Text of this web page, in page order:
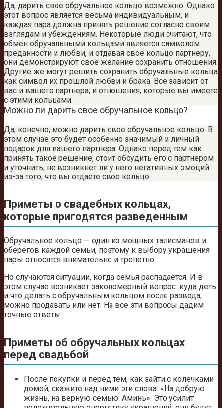
Да, дарить свое обручальное кольцо возможно. Однако
этот вопрос является весьма индивидуальным, и
каждая пара должна принять решение согласно своим
взглядам и убеждениям. Некоторые люди считают, что
обмен обручальными кольцами является символом
преданности и любви, и отдавая свое кольцо партнеру,
они демонстрируют свое желание сохранить отношения.
Другие же могут решить сохранить обручальные кольца
как символ их прошлой любви и брака. Все зависит от
вас и вашего партнера, и отношения, которые вы имеете
с этими кольцами.
Можно ли дарить свое обручальное кольцо?
Да, конечно, можно дарить свое обручальное кольцо. В
этом случае это будет особенно значимый и личный
подарок для вашего партнера. Однако перед тем как
принять такое решение, стоит обсудить его с партнером
и уточнить, не возникнет ли у него негативных эмоций
из-за того, что вы отдаете свое кольцо.
Приметы о свадебных кольцах,
которые пригодятся разведенным
Обручальное кольцо — один из мощных талисманов и
оберегов каждой семьи, поэтому к выбору украшения
пары относятся внимательно и трепетно.
Но случаются ситуации, когда семья распадается. И в
этом случае возникает закономерный вопрос: куда деть
и что делать с обручальным кольцом после развода,
можно продавать или нет. На все эти вопросы дадим
точные ответы.
Приметы об обручальных кольцах
перед свадьбой
После покупки и перед тем, как зайти с колечками
домой, скажите над ними эти слова: «На добрую
жизнь, на верную семью. Аминь». Это усилит